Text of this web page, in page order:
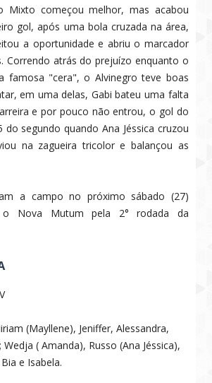
Mixto começou melhor, mas acabou
gol, após uma bola cruzada na área,
a oportunidade e abriu o marcador
Correndo atrás do prejuízo enquanto o
famosa "cera", o Alvinegro teve boas
em uma delas, Gabi bateu uma falta
e por pouco não entrou, o gol do
segundo quando Ana Jéssica cruzou
na zagueira tricolor e balançou as
a campo no próximo sábado (27)
o Nova Mutum pela 2° rodada da
(Mayllene), Jeniffer, Alessandra,
( Amanda), Russo (Ana Jéssica),
e Isabela.